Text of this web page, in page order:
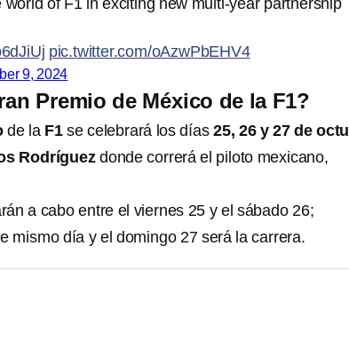
of F1 in exciting new multi-year partnership
pic.twitter.com/oAzwPbEHV4
9, 2024
Premio de México de la F1?
de la F1se celebrará los días25, 26 y 27 de
Rodríguezdonde correrá el piloto mexicano,
a cabo entre el viernes 25 y el sábado 26;
mismo día y el domingo 27 será la carrera.